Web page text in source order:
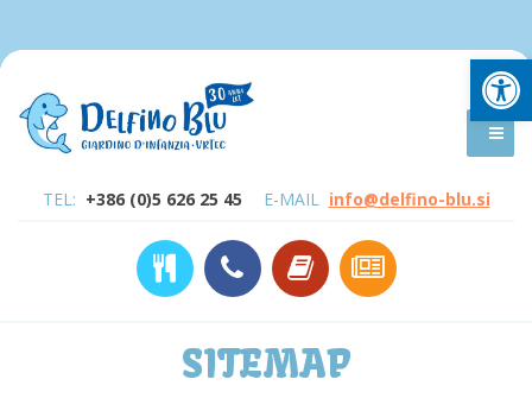
TEL: +386 (0)5 626 25 45 E-MAIL info@delfino-blu.si
SITEMAP